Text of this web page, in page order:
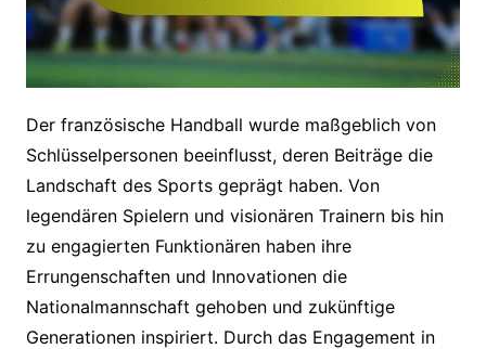
Der französische Handball wurde maßgeblich von
Schlüsselpersonen beeinflusst, deren Beiträge die
Landschaft des Sports geprägt haben. Von
legendären Spielern und visionären Trainern bis hin
zu engagierten Funktionären haben ihre
Errungenschaften und Innovationen die
Nationalmannschaft gehoben und zukünftige
Generationen inspiriert. Durch das Engagement in